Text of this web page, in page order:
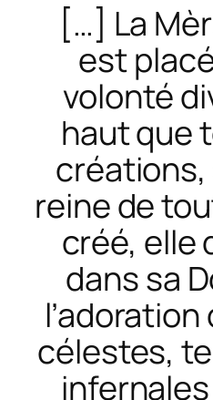
[…] La
est
volonté
haut que
créations,
reine de
créé, elle
dans sa
célestes,